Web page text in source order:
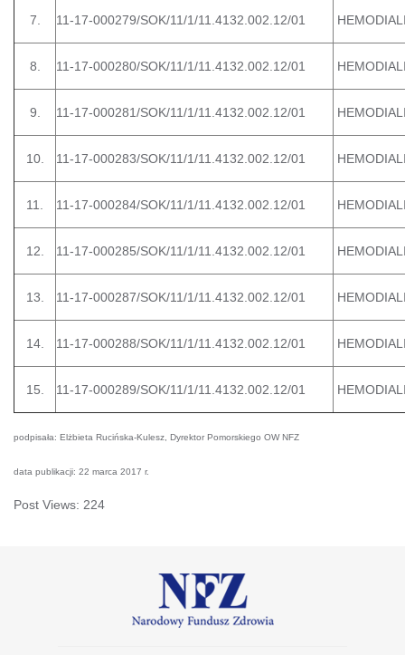
7. 11-17-000279/SOK/11/1/11.4132.002.12/01
8. 11-17-000280/SOK/11/1/11.4132.002.12/01
9. 11-17-000281/SOK/11/1/11.4132.002.12/01
10. 11-17-000283/SOK/11/1/11.4132.002.12/01
11. 11-17-000284/SOK/11/1/11.4132.002.12/01
12. 11-17-000285/SOK/11/1/11.4132.002.12/01
13. 11-17-000287/SOK/11/1/11.4132.002.12/01
14. 11-17-000288/SOK/11/1/11.4132.002.12/01
15. 11-17-000289/SOK/11/1/11.4132.002.12/01
podpisała: Elżbieta Rucińska-Kulesz, Dyrektor Pomorskiego OW NFZ
data publikacji: 22 marca 2017 r.
Post Views: 224